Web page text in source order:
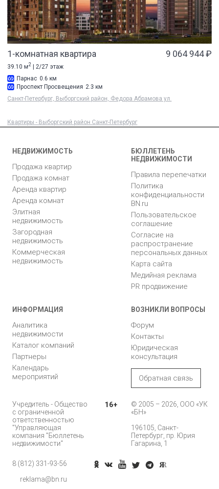
1-комнатная квартира 9 064 944 ₽
39.10 м2 | 2/27 этаж
Парнас 0.6 км
Проспект Просвещения 2.3 км
Санкт-Петербург, Выборгский район, Федора Абрамова ул.
Квартиры - Выборгский район Санкт-Петербург
НЕДВИЖИМОСТЬ
Продажа квартир
Продажа комнат
Аренда квартир
Аренда комнат
Элитная
недвижимость
Загородная
недвижимость
Коммерческая
недвижимость
БЮЛЛЕТЕНЬ
НЕДВИЖИМОСТИ
Правила перепечатки
Политика
конфиденциальности
BN.ru
Пользовательское
соглашение
Согласие на
распространение
персональных данных
Карта сайта
Медийная реклама
PR продвижение
ИНФОРМАЦИЯ
Аналитика
недвижимости
Каталог компаний
Партнеры
Календарь
мероприятий
ВОЗНИКЛИ ВОПРОСЫ
Форум
Контакты
Юридическая
консультация
Обратная связь
Учредитель - Общество
с ограниченной
ответственностью
"Управляющая
компания "Бюллетень
недвижимости"
16+
© 2005 – 2026, ООО «УК
«БН»
196105, Санкт-
Петербург, пр. Юрия
Гагарина, 1
8 (812) 331-93-56
reklama@bn.ru